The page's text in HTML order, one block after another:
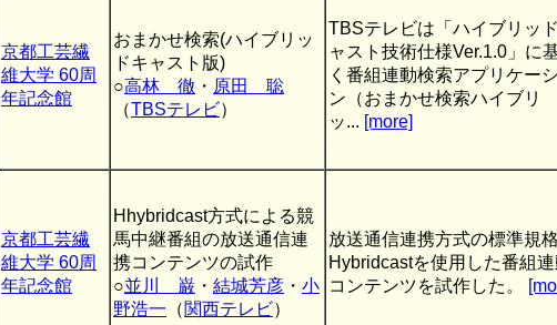
京都工芸繊
維大学 60周
年記念館
おまかせ検索(ハイブリッ
ドキャスト版)
○高林 徹 ・ 原田 聡
（TBSテレビ）
TBSテレビは「ハイブリッ
ャスト技術仕様Ver.1.0」に
く番組連動検索アプリケー
ン（おまかせ検索ハイブリ
ッ... [more]
京都工芸繊
維大学 60周
年記念館
Hhybridcast方式による競
馬中継番組の放送通信連
携コンテンツの試作
○並川 巌 ・ 結城芳彦 ・ 小
野浩一 （関西テレビ）
放送通信連携方式の標準規格
Hybridcastを使用した番組連
コンテンツを試作した。